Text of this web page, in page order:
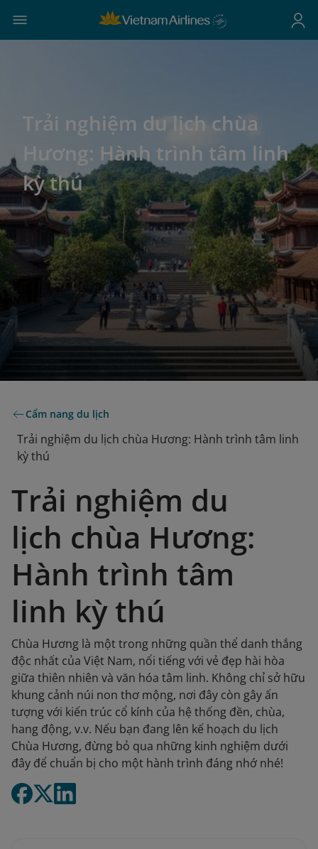
Trải nghiệm du lịch chùa
Hương: Hành trình tâm linh
kỳ thú
Cẩm nang du lịch
Trải nghiệm du lịch chùa Hương: Hành trình tâm linh
kỳ thú
Trải nghiệm du
lịch chùa Hương:
Hành trình tâm
linh kỳ thú
Chùa Hương là một trong những quần thể danh thắng
độc nhất của Việt Nam, nổi tiếng với vẻ đẹp hài hòa
giữa thiên nhiên và văn hóa tâm linh. Không chỉ sở hữu
khung cảnh núi non thơ mộng, nơi đây còn gây ấn
tượng với kiến trúc cổ kính của hệ thống đền, chùa,
hang động, v.v. Nếu bạn đang lên kế hoạch du lịch
Chùa Hương, đừng bỏ qua những kinh nghiệm dưới
đây để chuẩn bị cho một hành trình đáng nhớ nhé!